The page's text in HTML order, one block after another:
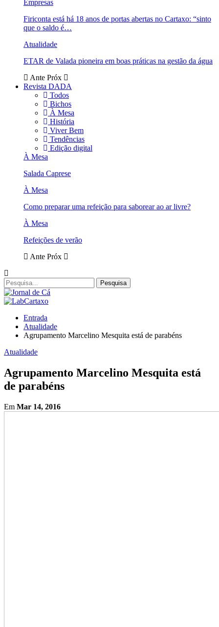
Empresas
Firiconta está há 18 anos de portas abertas no Cartaxo: “sinto
que o saldo é…
Atualidade
ETAR de Valada pioneira em boas práticas na gestão da água
Ante Próx
Revista DADA
Todos
Bichos
À Mesa
História
Viver Bem
Tendências
Edição digital
À Mesa
Salada Caprese
À Mesa
Como preparar uma refeição para saborear ao ar livre?
À Mesa
Refeições de verão
Ante Próx
Entrada
Atualidade
Agrupamento Marcelino Mesquita está de parabéns
Atualidade
Agrupamento Marcelino Mesquita está
de parabéns
Em Mar 14, 2016